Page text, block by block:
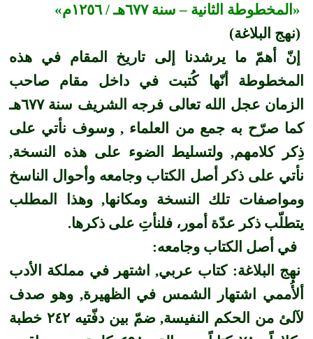
«المخطوطة الثانية – سنة ٦٧٧هـ / ١٢٥٦م»
(نهج البلاغة)
إنّ أهمّ ما يرشدنا إلى تاريخ المقام في هذه
المخطوطة أنّها كُتبت في داخل مقام صاحب
الزمان عجل الله تعالى فرجه الشريف سنة ٦٧٧هـ
كما صرّح به جمع من العلماء , وسوف نأتي على
ذِكر كلامهم, ولتسليط الضوء على هذه النسخة,
نأتي على ذكر أصل الكتاب وجامعه وأحوال الناسخ
ومواصفات تلك النسخة ومكانها, وهذا المطلب
يتطلّب ذكر عدّة أمور، فلنأتِ على ذكرها.
في أصل الكتاب وجامعه:
نهج البلاغة: كتاب عربي, اشتهر في مملكة الأدب
ألأُممي اشتهار الشمس في الظهيرة, وهو صدف
لآلئ من الحكم النفيسة, ضمّ بين دفّتيه ٢٤٢ خطبة